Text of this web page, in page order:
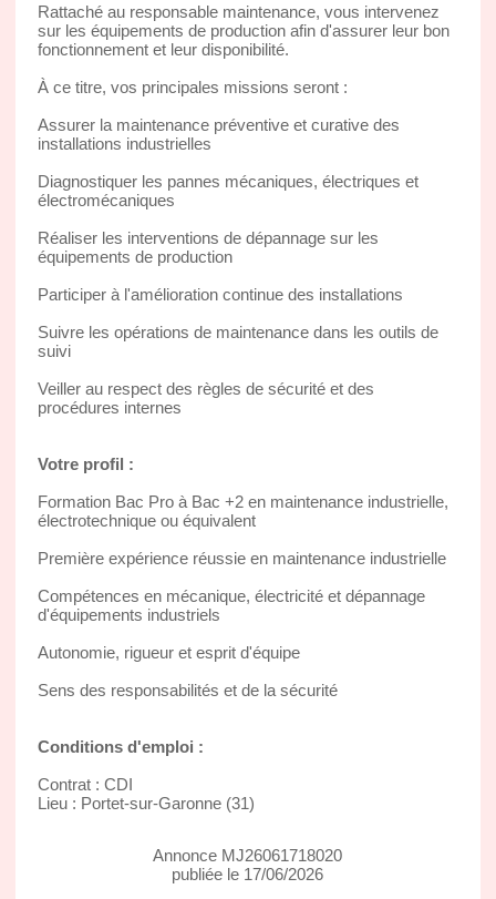
Rattaché au responsable maintenance, vous intervenez
sur les équipements de production afin d'assurer leur bon
fonctionnement et leur disponibilité.
À ce titre, vos principales missions seront :
Assurer la maintenance préventive et curative des
installations industrielles
Diagnostiquer les pannes mécaniques, électriques et
électromécaniques
Réaliser les interventions de dépannage sur les
équipements de production
Participer à l'amélioration continue des installations
Suivre les opérations de maintenance dans les outils de
suivi
Veiller au respect des règles de sécurité et des
procédures internes
Votre profil :
Formation Bac Pro à Bac +2 en maintenance industrielle,
électrotechnique ou équivalent
Première expérience réussie en maintenance industrielle
Compétences en mécanique, électricité et dépannage
d'équipements industriels
Autonomie, rigueur et esprit d'équipe
Sens des responsabilités et de la sécurité
Conditions d'emploi :
Contrat : CDI
Lieu : Portet-sur-Garonne (31)
Annonce MJ26061718020
publiée le 17/06/2026